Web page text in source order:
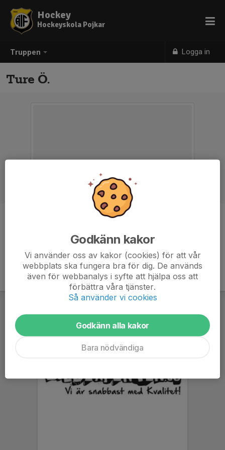
Truppen Logga in
Hockey
Hockeyskola Pojkar
Ture Ö.
Godkänn kakor
Vi använder oss av kakor (cookies) för att vår
webbplats ska fungera bra för dig. De används
även för webbanalys i syfte att hjälpa oss att
förbättra våra tjänster.
Så använder vi cookies
Godkänn alla kakor
Bara nödvändiga